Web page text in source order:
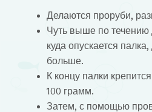
Делаются проруби,
Чуть выше по течению
куда опускается
больше.
К концу палки
100 грамм.
Затем, с помощью